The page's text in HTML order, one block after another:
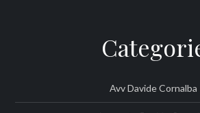
Avv Davide Cornalba